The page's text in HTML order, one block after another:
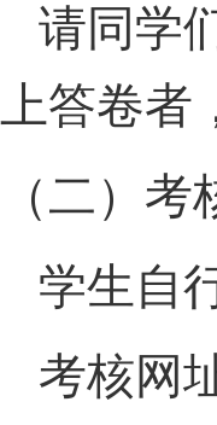
请同学
上答卷者
（二）考
学生自
考核网